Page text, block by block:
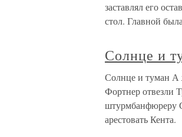
заставлял его
стол. Главной
Солнце и
Солнце и туман А
Фортнер отвезли
штурмбанфюреру
арестовать Кента.